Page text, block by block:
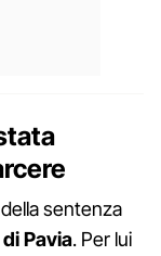
sentenza
Pavia. Per lui